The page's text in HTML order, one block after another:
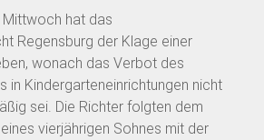
hat das
Regensburg der Klage einer
wonach das Verbot des
in Kindergarteneinrichtungen nicht
sei. Die Richter folgten dem
vierjährigen Sohnes mit der